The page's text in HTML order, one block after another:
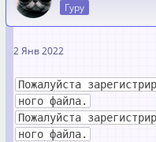
Гуру
2 Янв 2022
Пожалуйста
ного файла.
Пожалуйста
ного файла.